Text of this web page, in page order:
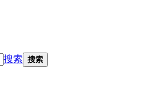
搜索 搜索